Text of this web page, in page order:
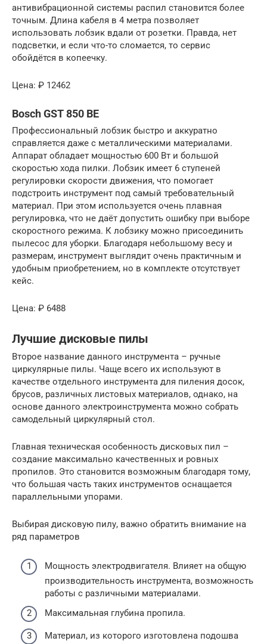
антивибрационной системы распил становится более
точным. Длина кабеля в 4 метра позволяет
использовать лобзик вдали от розетки. Правда, нет
подсветки, и если что-то сломается, то сервис
обойдётся в копеечку.
Цена: ₽ 12462
Bosch GST 850 BE
Профессиональный лобзик быстро и аккуратно
справляется даже с металлическими материалами.
Аппарат обладает мощностью 600 Вт и большой
скоростью хода пилки. Лобзик имеет 6 ступеней
регулировки скорости движения, что помогает
подстроить инструмент под самый требовательный
материал. При этом используется очень плавная
регулировка, что не даёт допустить ошибку при выборе
скоростного режима. К лобзику можно присоединить
пылесос для уборки. Благодаря небольшому весу и
размерам, инструмент выглядит очень практичным и
удобным приобретением, но в комплекте отсутствует
кейс.
Цена: ₽ 6488
Лучшие дисковые пилы
Второе название данного инструмента – ручные
циркулярные пилы. Чаще всего их используют в
качестве отдельного инструмента для пиления досок,
брусов, различных листовых материалов, однако, на
основе данного электроинструмента можно собрать
самодельный циркулярный стол.
Главная техническая особенность дисковых пил –
создание максимально качественных и ровных
пропилов. Это становится возможным благодаря тому,
что большая часть таких инструментов оснащается
параллельными упорами.
Выбирая дисковую пилу, важно обратить внимание на
ряд параметров
Мощность электродвигателя. Влияет на общую
производительность инструмента, возможность
работы с различными материалами.
Максимальная глубина пропила.
Материал, из которого изготовлена подошва